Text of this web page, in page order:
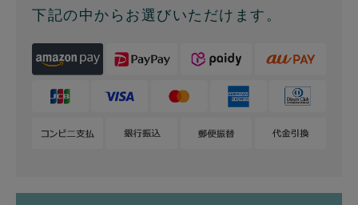
下記の中からお選びいただけます。